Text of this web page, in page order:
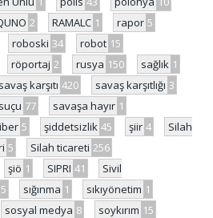
2 RAMALC 1 rapor 5
roboski 34 robot 15
röportaj 2 rusya 150 sağlık 1
savaş karşıtı 420 savaş karşıtlığı 3
77 savaşa hayır 1
5 şiddetsizlik 45 şiir 4
Silah
5 Silah ticareti 256
şiö 1 SIPRI 41
Sivil
5 sığınma 1 sıkıyönetim 1
sosyal medya 8 soykırım 15